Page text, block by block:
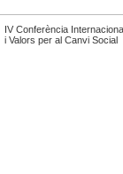
IV Conferència
i Valors per al Canvi Social